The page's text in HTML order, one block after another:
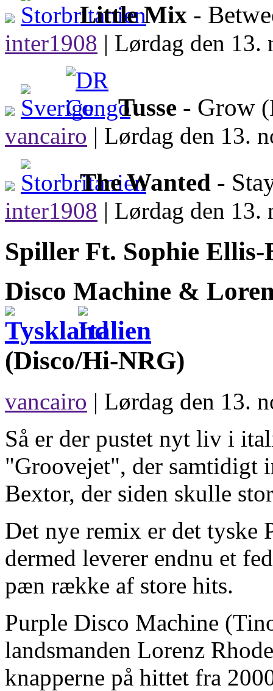
Little Mix -
inter1908 | Lørdag den 13.
Tusse - Grow
vancairo | Lørdag den 13.
The Wanted -
inter1908 | Lørdag den 13.
Spiller Ft. Sophie
Disco Machine &
(Disco/Hi-NRG)
vancairo | Lørdag den 13.
Så er der pustet nyt liv i
"Groovejet", der samtidigt
Bextor, der siden skulle
Det nye remix er det tyske
dermed leverer endnu et
pæn række af store hits.
Purple Disco Machine
landsmanden Lorenz
knapperne på hittet fra